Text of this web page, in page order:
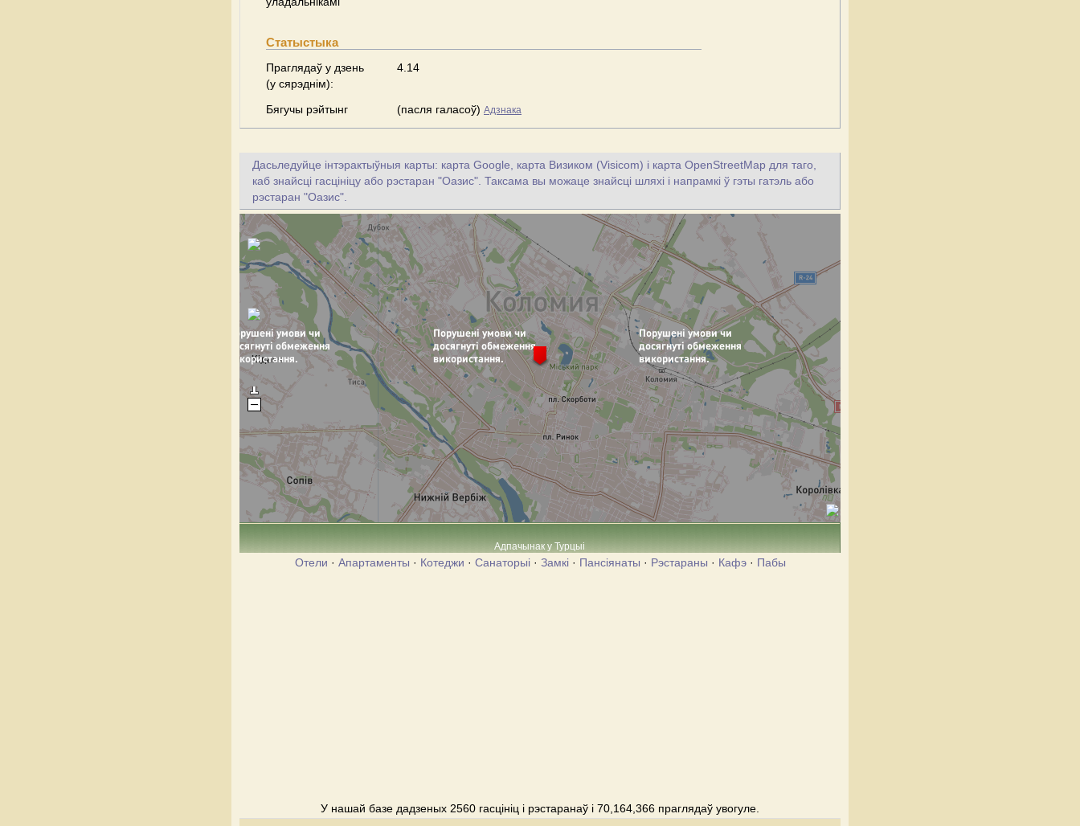
Статыстыка
Праглядаў у дзень
(у сярэднім):
4.14
Бягучы рэйтынг (пасля галасоў) Адзнака
Дасьледуйце інтэрактыўныя карты: карта Google, карта Визиком (Visicom) і карта OpenStreetMap для таго,
каб знайсці гасцініцу або рэстаран "Оазис". Таксама вы можаце знайсці шляхі і напрамкі ў гэты гатэль або
рэстаран "Оазис".
Адпачынак у Турцыі
Отели · Апартаменты · Котеджи · Санаторыі· Замкі· Пансіянаты · Рэстараны · Кафэ· Пабы
У нашай базе дадзеных 2560 гасцініц і рэстаранаў і 70,164,366 праглядаў увогуле.